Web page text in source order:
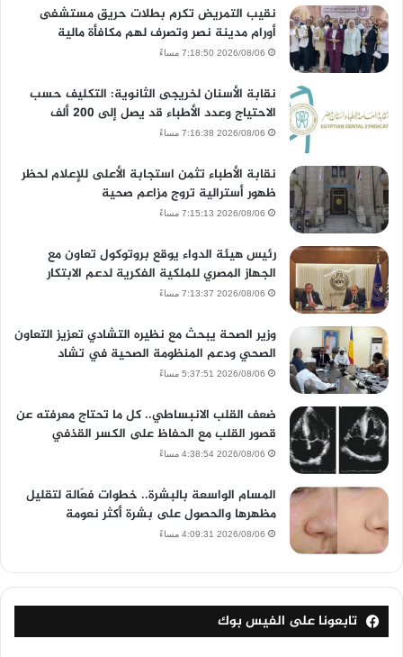
نقيب التمريض تكرم بطلات حريق مستشفى
أورام مدينة نصر وتصرف لهم مكافأة مالية
2026/08/06 7:18:50 مساءً
نقابة الأسنان لخريجى الثانوية: التكليف حسب
الاحتياج وعدد الأطباء قد يصل إلى 200 ألف
2026/08/06 7:16:38 مساءً
نقابة الأطباء تثمن استجابة الأعلى للإعلام لحظر
ظهور أسترالية تروج مزاعم صحية
2026/08/06 7:15:13 مساءً
رئيس هيئة الدواء يوقع بروتوكول تعاون مع
الجهاز المصري للملكية الفكرية لدعم الابتكار
2026/08/06 7:13:37 مساءً
وزير الصحة يبحث مع نظيره التشادي تعزيز التعاون
الصحي ودعم المنظومة الصحية في تشاد
2026/08/06 5:37:51 مساءً
ضعف القلب الانبساطي.. كل ما تحتاج معرفته عن
قصور القلب مع الحفاظ على الكسر القذفي
2026/08/06 4:38:54 مساءً
المسام الواسعة بالبشرة.. خطوات فعّالة لتقليل
مظهرها والحصول على بشرة أكثر نعومة
2026/08/06 4:09:31 مساءً
تابعونا على الفيس بوك